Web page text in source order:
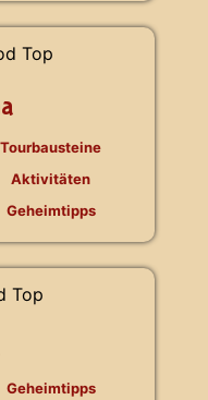
Tourbausteine
Aktivitäten
Geheimtipps
Geheimtipps